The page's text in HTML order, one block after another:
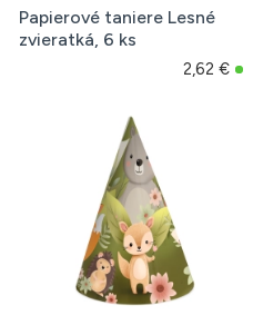
Papierové taniere Lesné
zvieratká, 6 ks
2,62 €